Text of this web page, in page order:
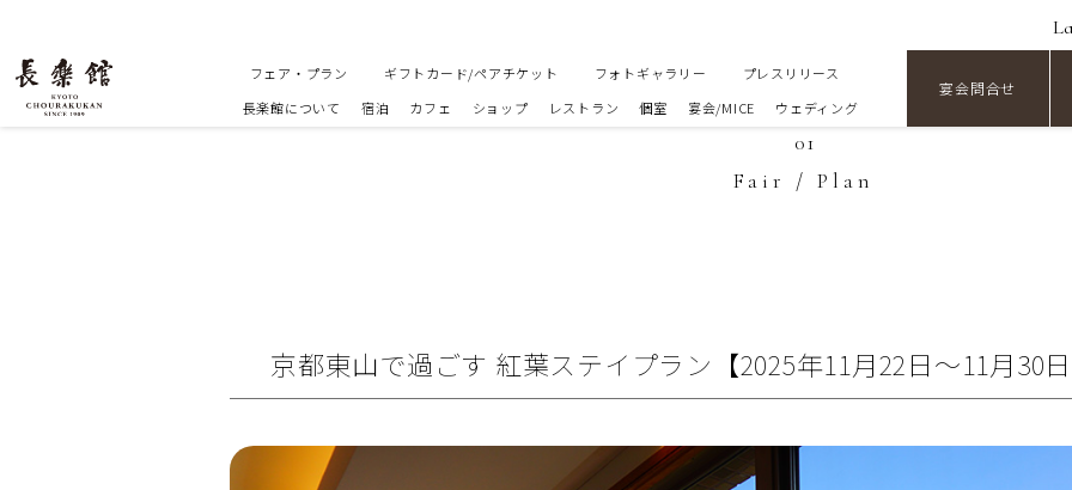
フェア・プラン ギフトカード/ペアチケット フォトギャラリー
プレスリリース
長楽館について
宿泊 カフェ ショップ レストラン 個室 宴会/MICE ウェディング
宴会問合せ
01
Fair / Plan
京都東山で過ごす 紅葉ステイプラン【2025年11月22日〜11月30